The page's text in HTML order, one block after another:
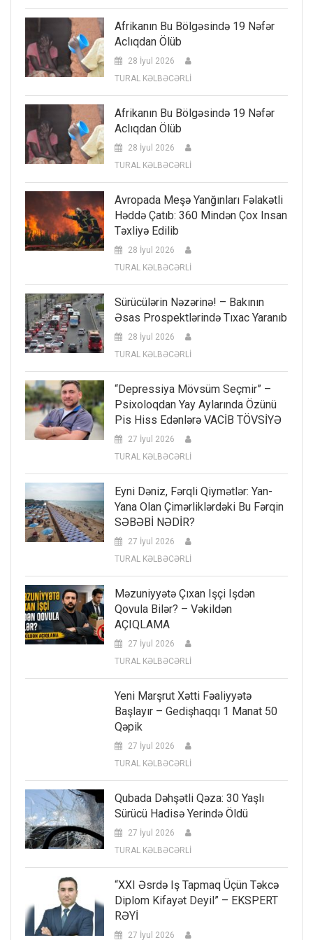
Afrikanın Bu Bölgəsində 19 Nəfər
Aclıqdan Ölüb
28 İyul 2026
TURAL KƏLBƏCƏRLİ
Afrikanın Bu Bölgəsində 19 Nəfər
Aclıqdan Ölüb
28 İyul 2026
TURAL KƏLBƏCƏRLİ
Avropada Meşə Yanğınları Fəlakətli
Həddə Çatıb: 360 Mindən Çox Insan
Təxliyə Edilib
28 İyul 2026
TURAL KƏLBƏCƏRLİ
Sürücülərin Nəzərinə! – Bakının
Əsas Prospektlərində Tıxac Yaranıb
28 İyul 2026
TURAL KƏLBƏCƏRLİ
“Depressiya Mövsüm Seçmir” –
Psixoloqdan Yay Aylarında Özünü
Pis Hiss Edənlərə VACİB TÖVSİYƏ
27 İyul 2026
TURAL KƏLBƏCƏRLİ
Eyni Dəniz, Fərqli Qiymətlər: Yan-
Yana Olan Çimərliklərdəki Bu Fərqin
SƏBƏBİ NƏDİR?
27 İyul 2026
TURAL KƏLBƏCƏRLİ
Məzuniyyətə Çıxan Işçi Işdən
Qovula Bilər? – Vəkildən
AÇIQLAMA
27 İyul 2026
TURAL KƏLBƏCƏRLİ
Yeni Marşrut Xətti Fəaliyyətə
Başlayır – Gedişhaqqı 1 Manat 50
Qəpik
27 İyul 2026
TURAL KƏLBƏCƏRLİ
Qubada Dəhşətli Qəza: 30 Yaşlı
Sürücü Hadisə Yerində Öldü
27 İyul 2026
TURAL KƏLBƏCƏRLİ
“XXI Əsrdə Iş Tapmaq Üçün Təkcə
Diplom Kifayət Deyil” – EKSPERT
RƏYİ
27 İyul 2026